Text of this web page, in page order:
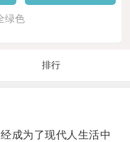
绿色
排行
成为了现代人生活中